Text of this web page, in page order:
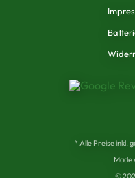
* Alle Preise inkl.
Made
©